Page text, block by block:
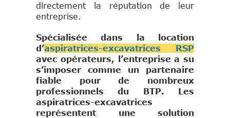
directement la réputation de leur
entreprise.
Spécialisée dans la location
d’aspiratrices-excavatrices RSP
avec opérateurs, l’entreprise a su
s’imposer comme un partenaire
fiable pour de nombreux
professionnels du BTP. Les
aspiratrices-excavatrices
représentent une solution